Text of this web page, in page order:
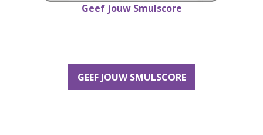
Geef jouw Smulscore
GEEF JOUW SMULSCORE